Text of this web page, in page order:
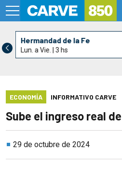
Hermandad de la Fe
Lun. a Vie. | 3 hs
ECONOMÍA INFORMATIVO CARVE
Sube el ingreso real
29 de octubre de 2024